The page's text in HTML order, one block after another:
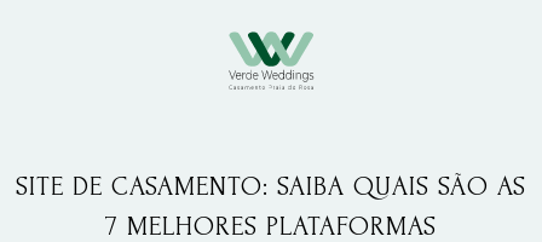
SITE DE CASAMENTO: SAIBA QUAIS SÃO AS
7 MELHORES PLATAFORMAS